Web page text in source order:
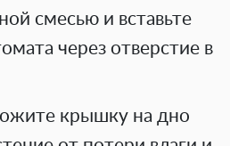
смесью и вставьте
через отверстие в
крышку на дно